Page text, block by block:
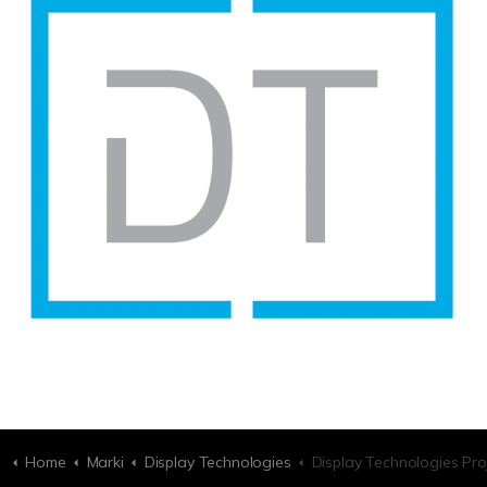
Home Marki Display Technologies Display Technologies Projector Port Hole (Double